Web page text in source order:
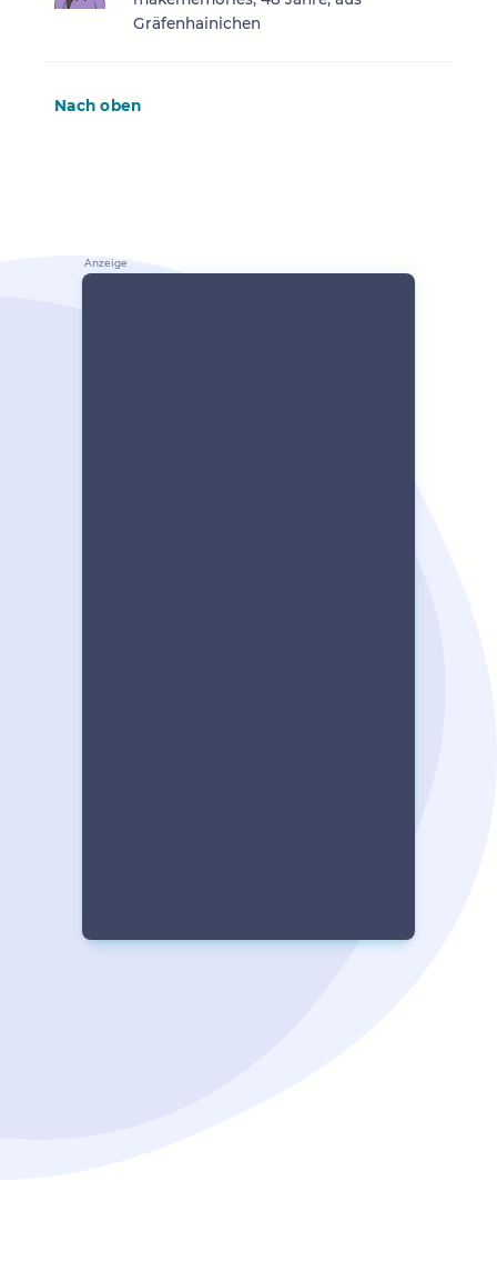
Gräfenhainichen
Nach oben